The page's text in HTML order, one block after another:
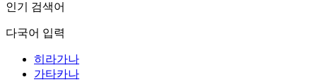
인기 검색어
다국어 입력
히라가나
가타카나